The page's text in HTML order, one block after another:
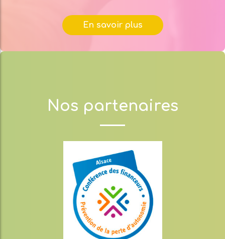
En savoir plus
Nos partenaires